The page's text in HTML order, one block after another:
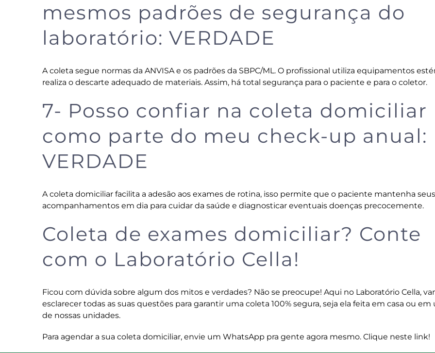
mesmos padrões de segurança do
laboratório: VERDADE
A coleta segue normas da ANVISA e os padrões da SBPC/ML. O profissional utiliza equipamentos
realiza o descarte adequado de materiais. Assim, há total segurança para o paciente e para o coletor.
7- Posso confiar na coleta domiciliar
como parte do meu check-up anual:
VERDADE
A coleta domiciliar facilita a adesão aos exames de rotina, isso permite que o paciente mantenha seus
acompanhamentos em dia para cuidar da saúde e diagnosticar eventuais doenças precocemente.
Coleta de exames domiciliar? Conte
com o Laboratório Cella!
Ficou com dúvida sobre algum dos mitos e verdades? Não se preocupe! Aqui no Laboratório Cella,
esclarecer todas as suas questões para garantir uma coleta 100% segura, seja ela feita em casa ou em
de nossas unidades.
Para agendar a sua coleta domiciliar, envie um WhatsApp pra gente agora mesmo. Clique neste link!